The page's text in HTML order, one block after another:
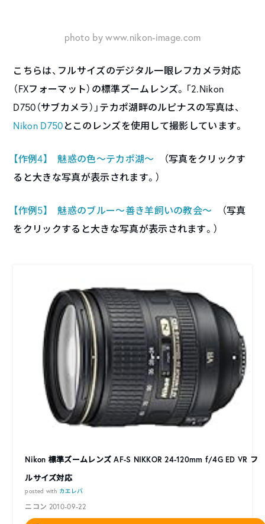
photo by www.nikon-image.com
こちらは、フルサイズのデジタル一眼レフカメラ対応
（FXフォーマット）の標準ズームレンズ。「2.Nikon
D750（サブカメラ）」テカポ湖畔のルピナスの写真は、
Nikon D750 とこのレンズを使用して撮影しています。
【作例4】 魅惑の色～テカポ湖～ （写真をクリックす
ると大きな写真が表示されます。）
【作例5】 魅惑のブルー～善き羊飼いの教会～ （写真
をクリックすると大きな写真が表示されます。）
Nikon 標準ズームレンズ AF-S NIKKOR 24-120mm f/4G ED VR フ
ルサイズ対応
posted with カエレバ
ニコン 2010-09-22